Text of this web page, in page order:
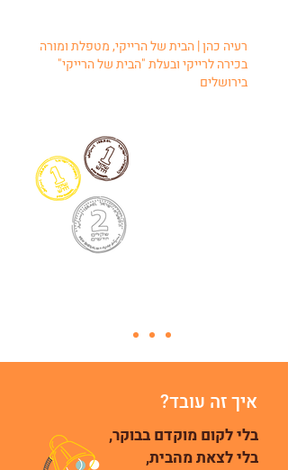
רעיה כהן | הבית של הרייקי, מטפלת ומורה
בכירה לרייקי ובעלת "הבית של הרייקי"
בירושלים
איך זה עובד?
בלי לקום מוקדם בבוקר,
בלי לצאת מהבית,